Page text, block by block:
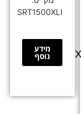
SRT1500XLI
מידע
נוסף